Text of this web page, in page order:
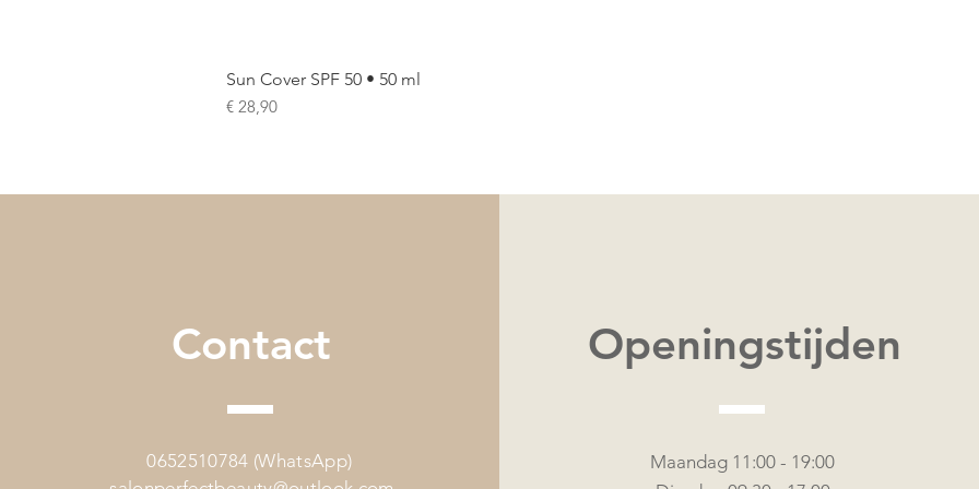
Sun Cover SPF 50 • 50 ml
Prijs
€ 28,90
Contact
0652510784 (WhatsApp)
Openingstijden
Maandag 11:00 - 19:00